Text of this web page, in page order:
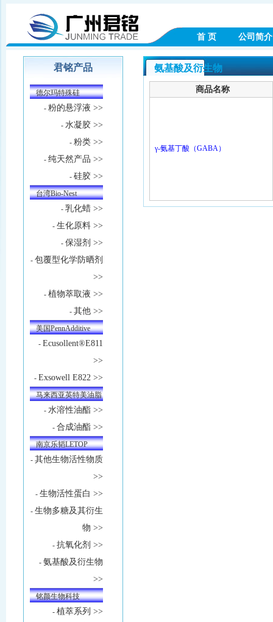
首 页 公司简介
君铭产品
德尔玛特殊硅
- 粉的悬浮液 >>
- 水凝胶 >>
- 粉类 >>
- 纯天然产品 >>
- 硅胶 >>
台湾Bio-Nest
- 乳化蜡 >>
- 生化原料 >>
- 保湿剂 >>
- 包覆型化学防晒剂
>>
- 植物萃取液 >>
- 其他 >>
美国PennAdditive
- Ecusollent®E811
>>
- Exsowell E822 >>
马来西亚英特美油脂
- 水溶性油酯 >>
- 合成油酯 >>
南京乐韬LETOP
- 其他生物活性物质
>>
- 生物活性蛋白 >>
- 生物多糖及其衍生
物 >>
- 抗氧化剂 >>
- 氨基酸及衍生物
>>
铭颜生物科技
- 植萃系列 >>
氨基酸及衍生物
商品名称
γ-氨基丁酸（GABA）